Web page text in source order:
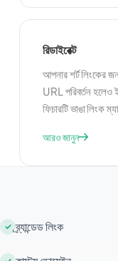
রিডাইরেক্ট
আপনার শর্ট লিংকের
URL পরিবর্তন হলেও
ফিচারটি ভাঙা লিংক
তাদের লোকেশন বা
আরও জানুন
ব্র্যান্ডেড লিংক